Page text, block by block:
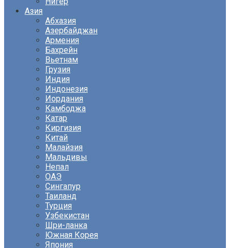
Азия
Абхазия
Азербайджан
Армения
Бахрейн
Вьетнам
Грузия
Индия
Индонезия
Иордания
Камбоджа
Катар
Киргизия
Китай
Малайзия
Мальдивы
Непал
ОАЭ
Сингапур
Таиланд
Турция
Узбекистан
Шри-ланка
Южная Корея
Япония